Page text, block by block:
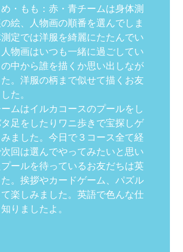
・もも：赤・青チームは身体測
絵、人物画の順番を選んでしま
定では洋服を綺麗にたたんでい
物画はいつも一緒に過ごしてい
中から誰を描くか思い出しなが
。洋服の柄まで似せて描くお友
た。
ムはイルカコースのプールをし
足をしたりワニ歩きで宝探しゲ
ました。今日で３コース全て経
回は選んでやってみたいと思い
ールを待っているお友だちは英
。挨拶やカードゲーム、パズル
楽しみました。英語で色んな仕
りましたよ。